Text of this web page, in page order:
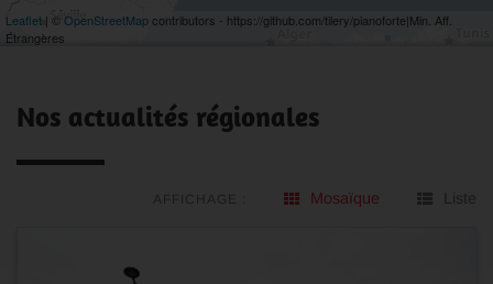
Leaflet | © OpenStreetMapcontributors - https://github.com/tilery/pianoforte|Min. Aff.
Étrangères
Nos actualités régionales
AFFICHAGE : Mosaïque Liste